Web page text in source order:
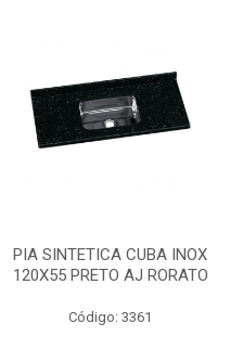
PIA SINTETICA CUBA INOX
120X55 PRETO AJ RORATO
Código: 3361